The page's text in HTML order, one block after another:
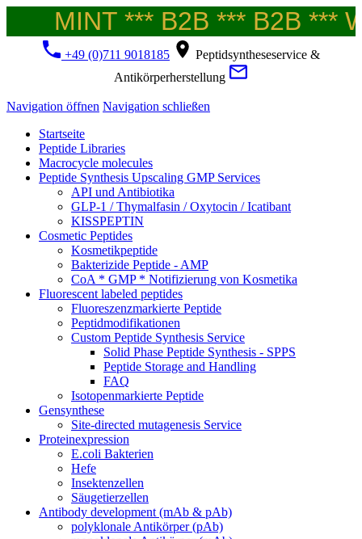
MINT *** B2B *** B2B ***
+49 (0)711 9018185
Peptidsyntheseservice &
Antikörperherstellung
Navigation öffnen Navigation schließen
Startseite
Peptide Libraries
Macrocycle molecules
Peptide Synthesis Upscaling GMP Services
API und Antibiotika
GLP-1 / Thymalfasin / Oxytocin / Icatibant
KISSPEPTIN
Cosmetic Peptides
Kosmetikpeptide
Bakterizide Peptide - AMP
CoA * GMP * Notifizierung von Kosmetika
Fluorescent labeled peptides
Fluoreszenzmarkierte Peptide
Peptidmodifikationen
Custom Peptide Synthesis Service
Solid Phase Peptide Synthesis - SPPS
Peptide Storage and Handling
FAQ
Isotopenmarkierte Peptide
Gensynthese
Site-directed mutagenesis Service
Proteinexpression
E.coli Bakterien
Hefe
Insektenzellen
Säugetierzellen
Antibody development (mAb & pAb)
polyklonale Antikörper (pAb)